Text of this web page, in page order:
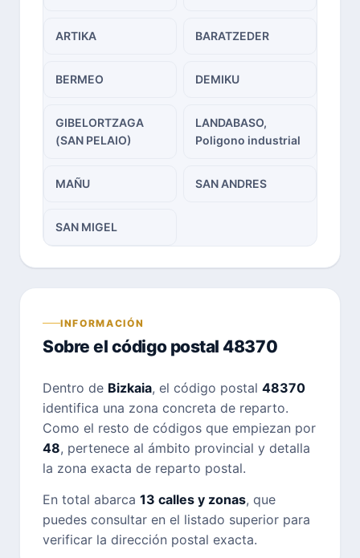
ARTIKA BARATZEDER
BERMEO DEMIKU
GIBELORTZAGA
(SAN PELAIO)
LANDABASO,
Poligono industrial
MAÑU SAN ANDRES
SAN MIGEL
INFORMACIÓN
Sobre el código postal 48370
Dentro de Bizkaia, el código postal 48370
identifica una zona concreta de reparto.
Como el resto de códigos que empiezan por
48, pertenece al ámbito provincial y detalla
la zona exacta de reparto postal.
En total abarca 13 calles y zonas, que
puedes consultar en el listado superior para
verificar la dirección postal exacta.